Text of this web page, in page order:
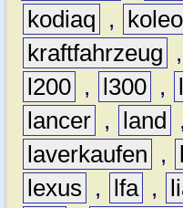
kodiaq
,
kraftfahrzeug
,
l200 , l300 ,
lancer , land ,
laverkaufen
,
lexus
, lfa ,